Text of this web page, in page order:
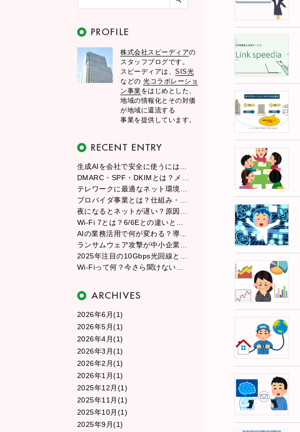
株式会社スピーディアの
スタッフブログです。
スピーディアは、SIS光
などの光コラボレーショ
ン事業をはじめとした、
地域の情報化とその対価
が地域に還流する
事業を提供しています。
生成AIを会社で安全に使うには？情報漏えい・著作権・社内ルールの基本
DMARC・SPF・DKIMとは？メールが届かない原因と送信ドメイン認証の設定ポイント
テレワークに最適なネット環境の作り方｜回線・ルーター・配置のベスト解
プロバイダ事業とは？仕組み・ビジネスモデル・収益構造と始め方をわかりやすく解説
夜になるとネットが遅い？原因と今すぐできる対策をわかりやすく解説
Wi-Fi 7とは？6/6Eとの違いと、今すぐ導入すべきかを徹底解説
AIの業務活用で何が変わる？導入メリットから成功のポイントまで徹底解説
ランサムウェア攻撃が中小企業を狙う理由と、今日からできる実践的な対策
2025年注目の10Gbps光回線とは？従来の光回線との違いを徹底解説
Wi-Fiって何？今さら聞けない無線LANの基本と選び方
2026年6月(1)
2026年5月(1)
2026年4月(1)
2026年3月(1)
2026年2月(1)
2026年1月(1)
2025年12月(1)
2025年11月(1)
2025年10月(1)
2025年9月(1)